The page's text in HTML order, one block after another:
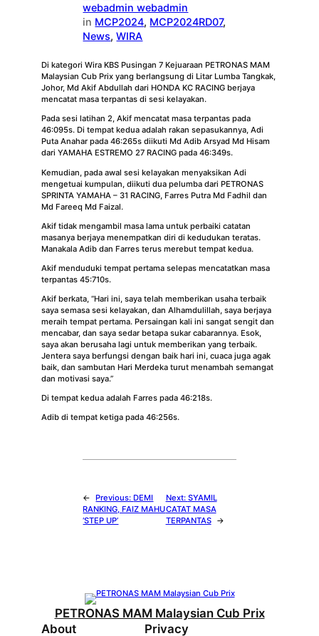
webadmin webadmin
in MCP2024, MCP2024RD07
News, WIRA
Di kategori Wira KBS Pusingan 7 Kejuaraan PETRONAS MAM
Malaysian Cub Prix yang berlangsung di Litar Lumba Tangkak,
Johor, Md Akif Abdullah dari HONDA KC RACING berjaya
mencatat masa terpantas di sesi kelayakan.
Pada sesi latihan 2, Akif mencatat masa terpantas pada
46:095s. Di tempat kedua adalah rakan sepasukannya, Adi
Puta Anahar pada 46:265s diikuti Md Adib Arsyad Md Hisam
dari YAMAHA ESTREMO 27 RACING pada 46:349s.
Kemudian, pada awal sesi kelayakan menyaksikan Adi
mengetuai kumpulan, diikuti dua pelumba dari PETRONAS
SPRINTA YAMAHA – 31 RACING, Farres Putra Md Fadhil dan
Md Fareeq Md Faizal.
Akif tidak mengambil masa lama untuk perbaiki catatan
masanya berjaya menempatkan diri di kedudukan teratas.
Manakala Adib dan Farres terus merebut tempat kedua.
Akif menduduki tempat pertama selepas mencatatkan masa
terpantas 45:710s.
Akif berkata, “Hari ini, saya telah memberikan usaha terbaik
saya semasa sesi kelayakan, dan Alhamdulillah, saya berjaya
meraih tempat pertama. Persaingan kali ini sangat sengit dan
mencabar, dan saya sedar betapa sukar cabarannya. Esok,
saya akan berusaha lagi untuk memberikan yang terbaik.
Jentera saya berfungsi dengan baik hari ini, cuaca juga agak
baik, dan sambutan Hari Merdeka turut menambah semangat
dan motivasi saya.”
Di tempat kedua adalah Farres pada 46:218s.
Adib di tempat ketiga pada 46:256s.
← Previous:DEMI
RANKING, FAIZ MAHU
‘STEP UP’
Next: SYAMIL
CATAT MASA
TERPANTAS
→
PETRONAS MAM Malaysian Cub Prix
About
Privacy